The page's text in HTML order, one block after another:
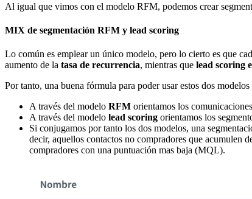
Al igual que vimos con el modelo RFM, podemos crear
MIX de segmentación RFM y lead scoring
Lo común es emplear un único modelo, pero lo cierto es que
aumento de la tasa de recurrencia, mientras que lead scoring
Por tanto, una buena fórmula para poder usar estos dos
A través del modelo RFM orientamos los
A través del modelo lead scoring orientamos los
Si conjugamos por tanto los dos modelos, una
decir, aquellos contactos no compradores que acumulen
compradores con una puntuación mas baja (MQL).